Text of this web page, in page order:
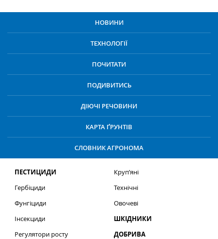
НОВИНИ
ТЕХНОЛОГІЇ
ПОЧИТАТИ
ПОДИВИТИСЬ
ДІЮЧІ РЕЧОВИНИ
КАРТА ҐРУНТІВ
СЛОВНИК АГРОНОМА
ПЕСТИЦИДИ
Гербіциди
Фунгіциди
Інсекциди
Регулятори росту
Круп’яні
Технічні
Овочеві
ШКІДНИКИ
ДОБРИВА